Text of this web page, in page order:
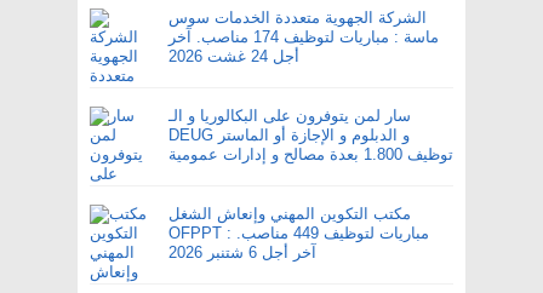
الشركة الجهوية متعددة الخدمات سوس
ماسة : مباريات لتوظيف 174 مناصب. آخر
أجل 24 غشت 2026
سار لمن يتوفرون على البكالوريا و الـ
DEUG و الدبلوم و الإجازة أو الماستر
توظيف 1.800 بعدة مصالح و إدارات عمومية
مكتب التكوين المهني وإنعاش الشغل
OFPPT : مباريات لتوظيف 449 مناصب.
آخر أجل 6 شتنبر 2026